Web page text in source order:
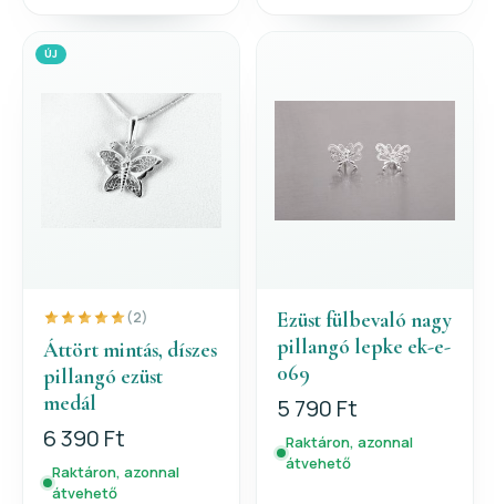
ÚJ
(2)
Áttört mintás, díszes
pillangó ezüst
medál
6 390 Ft
Raktáron, azonnal
átvehető
Ezüst fülbevaló nagy
pillangó lepke ek-e-
069
5 790 Ft
Raktáron, azonnal
átvehető